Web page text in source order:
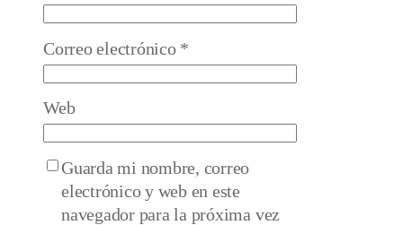
Correo electrónico *
Web
Guarda mi nombre, correo
electrónico y web en este
navegador para la próxima vez